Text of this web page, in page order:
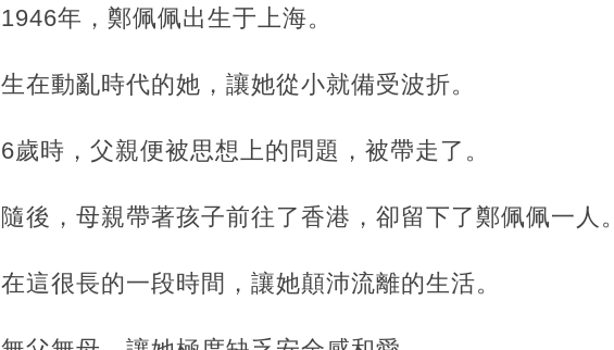
1946年，鄭佩佩出生于上海。
生在動亂時代的她，讓她從小就備受波折。
6歲時，父親便被思想上的問題，被帶走了。
隨後，母親帶著孩子前往了香港，卻留下了鄭佩佩一人。
在這很長的一段時間，讓她顛沛流離的生活。